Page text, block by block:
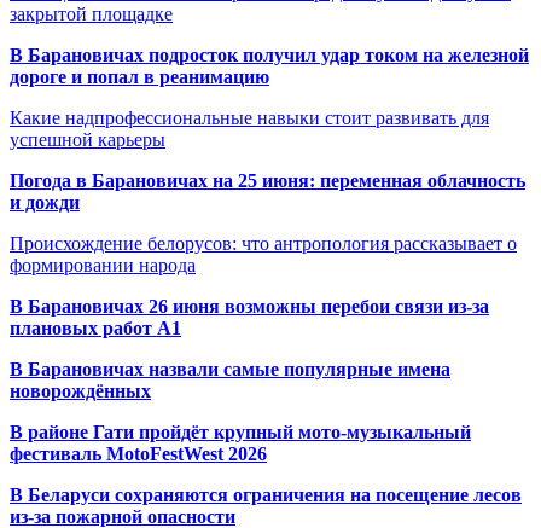
закрытой площадке
В Барановичах подросток получил удар током на железной
дороге и попал в реанимацию
Какие надпрофессиональные навыки стоит развивать для
успешной карьеры
Погода в Барановичах на 25 июня: переменная облачность
и дожди
Происхождение белорусов: что антропология рассказывает о
формировании народа
В Барановичах 26 июня возможны перебои связи из-за
плановых работ A1
В Барановичах назвали самые популярные имена
новорождённых
В районе Гати пройдёт крупный мото-музыкальный
фестиваль MotoFestWest 2026
В Беларуси сохраняются ограничения на посещение лесов
из-за пожарной опасности